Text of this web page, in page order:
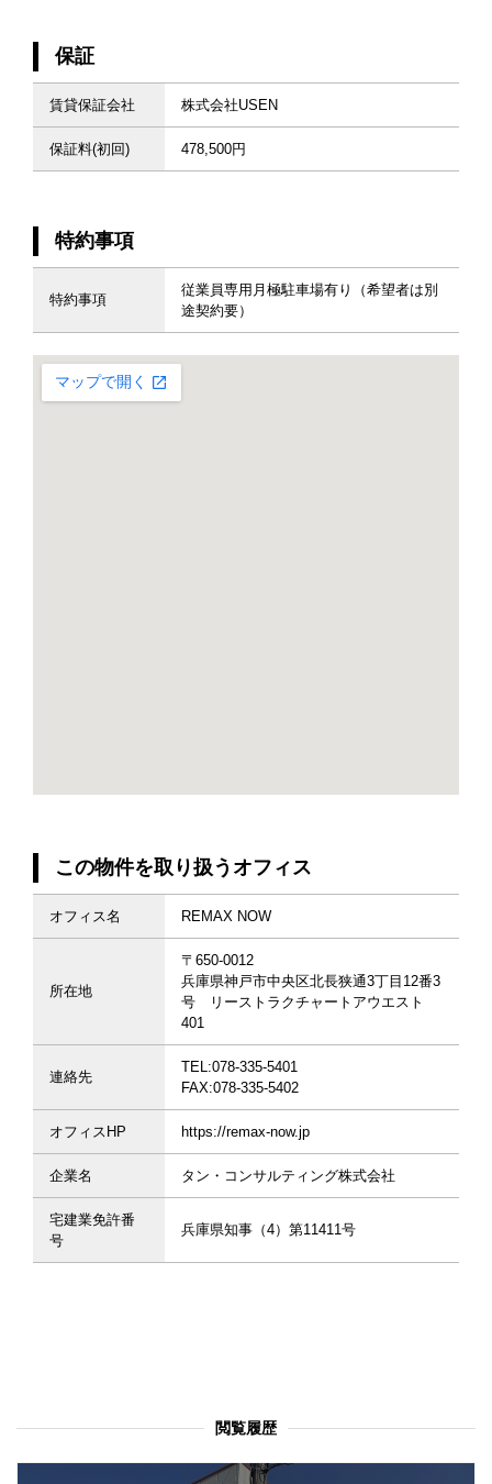
保証
賃貸保証会社 株式会社USEN
保証料(初回) 478,500円
特約事項
特約事項
従業員専用月極駐車場有り（希望者は別
途契約要）
この物件を取り扱うオフィス
オフィス名 REMAX NOW
所在地
〒650-0012
兵庫県神戸市中央区北長狭通3丁目12番3
号 リーストラクチャートアウエスト
401
連絡先
TEL:078-335-5401
FAX:078-335-5402
オフィスHP https://remax-now.jp
企業名 タン・コンサルティング株式会社
宅建業免許番
号
兵庫県知事（4）第11411号
閲覧履歴